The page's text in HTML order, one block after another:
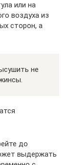
или на
воздуха из
сторон, а
не
до
выдержать